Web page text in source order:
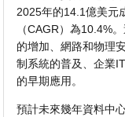
2025年的14.1億美元
（CAGR）為10.4%
的增加、網路和物理
制系統的普及、企業
的早期應用。
預計未來幾年資料中